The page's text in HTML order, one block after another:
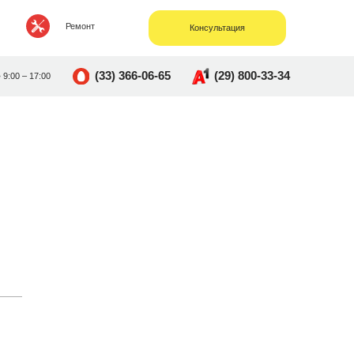
Ремонт Консультация
9:00 – 17:00 (33) 366-06-65 (29) 800-33-34